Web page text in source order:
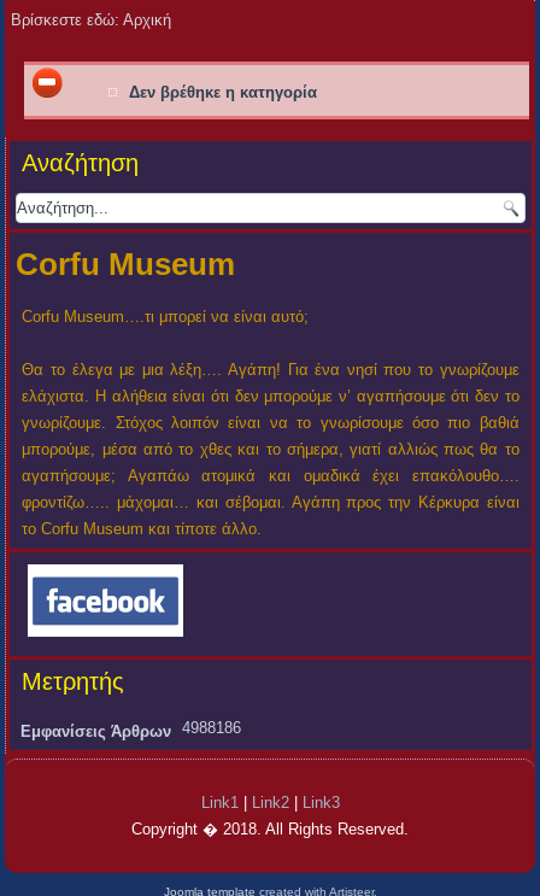
Βρίσκεστε εδώ:Αρχική
Δεν βρέθηκε η κατηγορία
Αναζήτηση
Corfu Museum
Corfu Museum….τι μπορεί να είναι αυτό;
Θα το έλεγα με μια λέξη…. Αγάπη! Για ένα νησί που το γνωρίζουμε
ελάχιστα. Η αλήθεια είναι ότι δεν μπορούμε ν’ αγαπήσουμε ότι δεν το
γνωρίζουμε. Στόχος λοιπόν είναι να το γνωρίσουμε όσο πιο βαθιά
μπορούμε, μέσα από το χθες και το σήμερα, γιατί αλλιώς πως θα το
αγαπήσουμε; Αγαπάω ατομικά και ομαδικά έχει επακόλουθο….
φροντίζω….. μάχομαι… και σέβομαι. Αγάπη προς την Κέρκυρα είναι
το Corfu Museum και τίποτε άλλο.
Μετρητής
Εμφανίσεις Άρθρων 4988186
Link1| Link2|
Link3
Copyright � 2018. All Rights Reserved.
Joomla template created with Artisteer.